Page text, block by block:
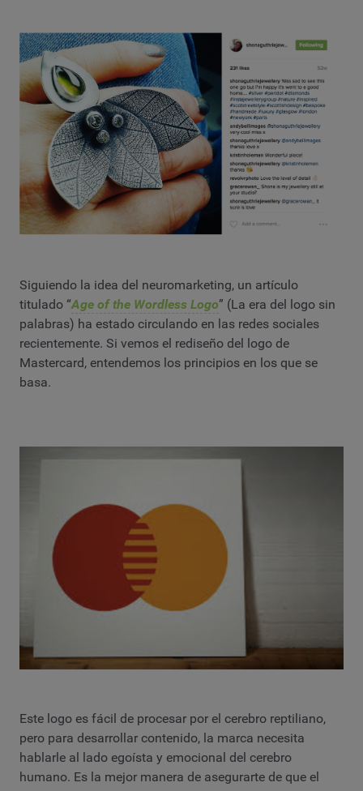
Siguiendo la idea del neuromarketing, un artículo
titulado “Age of the Wordless Logo” (La era del logo sin
palabras) ha estado circulando en las redes sociales
recientemente. Si vemos el rediseño del logo de
Mastercard, entendemos los principios en los que se
basa.
Este logo es fácil de procesar por el cerebro reptiliano,
pero para desarrollar contenido, la marca necesita
hablarle al lado egoísta y emocional del cerebro
humano. Es la mejor manera de asegurarte de que el